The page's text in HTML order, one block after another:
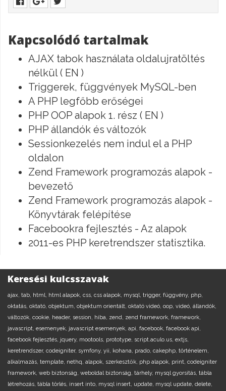
Kapcsolódó tartalmak
AJAX tabok használata oldalujratöltés
nélkül ( EN )
Triggerek, függvények MySQL-ben
A PHP legfőbb erőségei
PHP OOP alapok 1. rész ( EN )
PHP állandók és változók
Sessionkezelés nem indul el a PHP
oldalon
Zend Framework programozás alapok -
bevezető
Zend Framework programozás alapok -
Könyvtárak felépítése
Facebookra fejlesztés - Az alapok
2011-es PHP keretrendszer statisztika.
Keresési kulcsszavak
ajax, tab, html, html alapok, css, css alapok, mysql, trigger, függvény, php,
oktatás, oktató, objektum, objektum orientált, oktató videó, oop, videó, állandók,
változók, cookie, header, session, hiba, zend, zend framework, framework,
javascript, esemenyek, javascript esemenyek, api, facebook, facebook api,
facebook fejlesztés, jquery, mootools, prototype, script.aculo.us, extjs,
keretrendszer, codeigniter, symfony, yii, kohana, prado, cakephp, történelem,
alkalmazás, template, nethq, alapok, szerkesztők, php alapok, print, codeigniter
framework, web biztonság, weboldal biztonság, tárhely, mysql gyorsítás, tábla
létrehozás, tábla törlés, insert into, mysql insert, update, mysql update, delete,